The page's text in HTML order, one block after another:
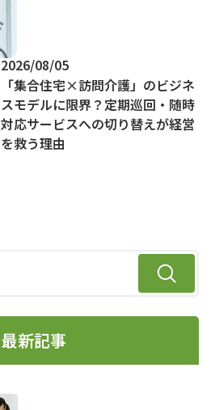
2026/08/05
「集合住宅×訪問介護」のビジネ
スモデルに限界？定期巡回・随時
対応サービスへの切り替えが経営
を救う理由
最新記事